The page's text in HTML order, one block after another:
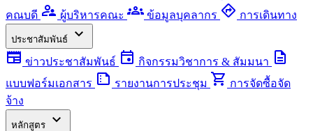
คณบดี supervisor_account ผู้บริหารคณะ groups ข้อมูลบุคลากร directions การเดินทาง
ประชาสัมพันธ์
expand_more
newspaper ข่าวประชาสัมพันธ์ event กิจกรรมวิชาการ & สัมมนา description
แบบฟอร์มเอกสาร summarize รายงานการประชุม shopping_cart การจัดซื้อจัด
จ้าง
หลักสูตร
expand_more